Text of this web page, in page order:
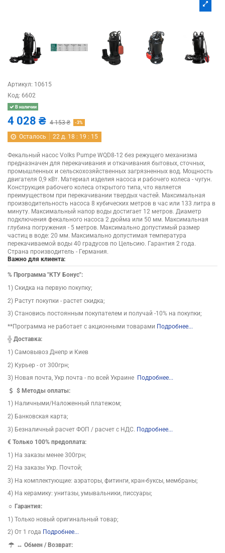
Артикул: 10615
Код: 6602
В наличии
4 028 ₴ 4 153 ₴ -3%
Осталось 22 д. 18 : 19 : 14
Фекальный насос Volks Pumpe WQD8-12 без режущего механизма
предназначен для перекачивания и откачивания бытовых, сточных,
промышленных и сельскохозяйственных загрязненных вод. Мощность
двигателя 0,9 кВт. Материал изделия насоса и рабочего колеса - чугун.
Конструкция рабочего колеса открытого типа, что является
преимуществом при перекачивании твердых частей. Максимальная
производительность насоса 8 кубических метров в час или 133 литра в
минуту. Максимальный напор воды достигает 12 метров. Диаметр
подключения фекального насоса 2 дюйма или 50 мм. Максимальная
глубина погружения - 5 метров. Максимально допустимый размер
частиц в воде: 20 мм. Максимально допустимая температура
перекачиваемой воды 40 градусов по Цельсию. Гарантия 2 года.
Страна производитель - Германия.
Важно для клиента:
% Программа "КТУ Бонус":
1) Скидка на первую покупку;
2) Растут покупки - растет скидка;
3) Становись постоянным покупателем и получай -10% на покупки;
**Программа не работает с акционными товарами Подробнее...
╬ Доставка:
1) Самовывоз Днепр и Киев
2) Курьер - от 300грн;
3) Новая почта, Укр почта - по всей Украине Подробнее...
$Методы оплаты:
1) Наличными/Наложенный платежом;
2) Банковская карта;
3) Безналичный расчет ФОП / расчет с НДС. Подробнее...
€ Только 100% предоплата:
1) На заказы менее 300грн;
2) На заказы Укр. Почтой;
3) На комплектующие: аэраторы, фитинги, кран-буксы, мембраны;
4) На керамику: унитазы, умывальники, писсуары;
☼ Гарантия:
1) Только новый оригинальный товар;
2) От 1 года Подробнее...
↔Обмен / Возврат: